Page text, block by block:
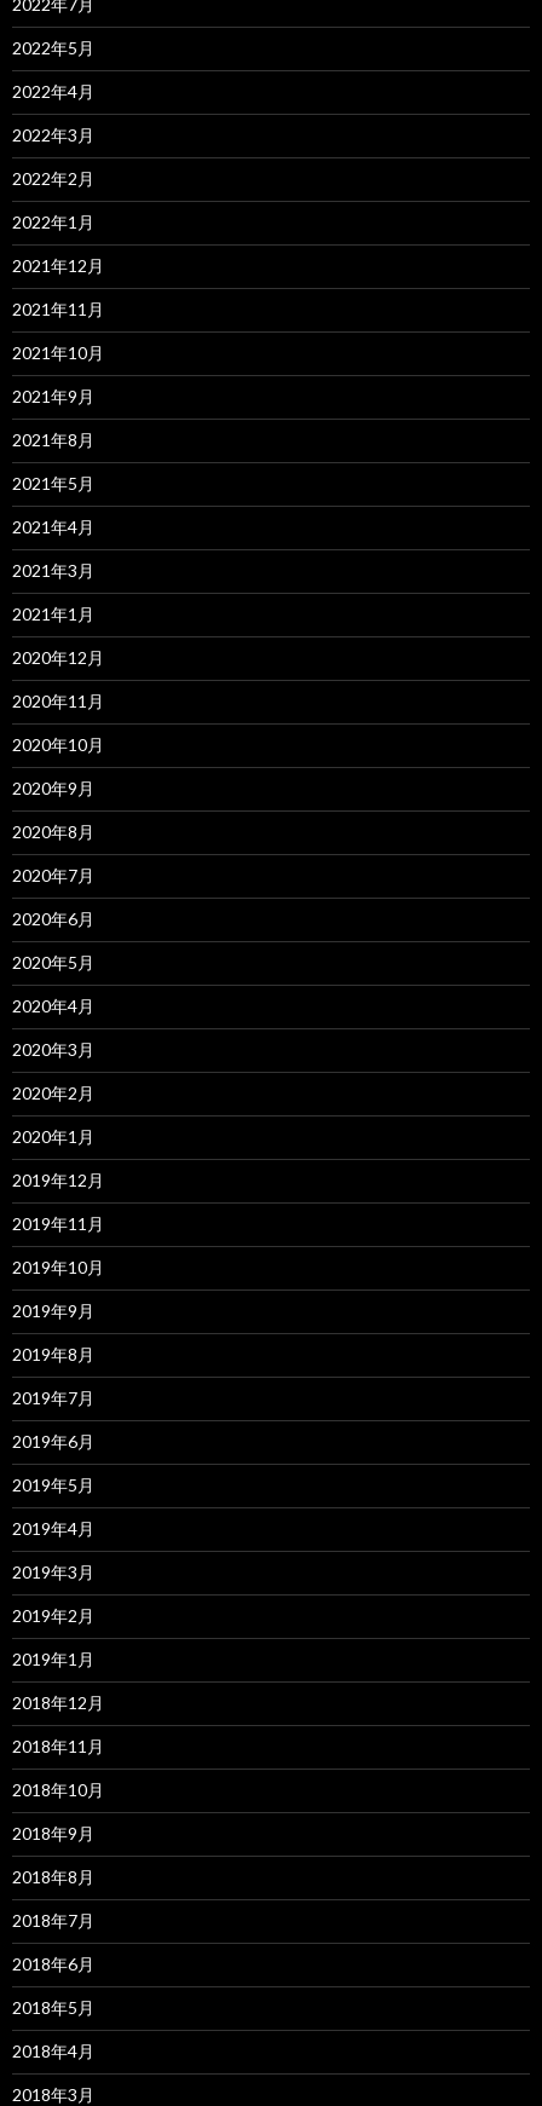
2022年5月
2022年4月
2022年3月
2022年2月
2022年1月
2021年12月
2021年11月
2021年10月
2021年9月
2021年8月
2021年5月
2021年4月
2021年3月
2021年1月
2020年12月
2020年11月
2020年10月
2020年9月
2020年8月
2020年7月
2020年6月
2020年5月
2020年4月
2020年3月
2020年2月
2020年1月
2019年12月
2019年11月
2019年10月
2019年9月
2019年8月
2019年7月
2019年6月
2019年5月
2019年4月
2019年3月
2019年2月
2019年1月
2018年12月
2018年11月
2018年10月
2018年9月
2018年8月
2018年7月
2018年6月
2018年5月
2018年4月
2018年3月